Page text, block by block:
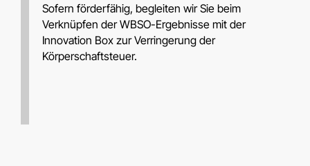
Sofern förderfähig, begleiten wir Sie beim
Verknüpfen der WBSO-Ergebnisse mit der
Innovation Box zur Verringerung der
Körperschaftsteuer.